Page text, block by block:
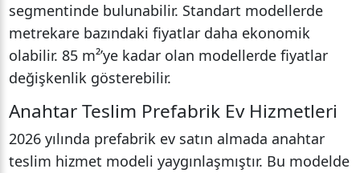
segmentinde bulunabilir. Standart modellerde
metrekare bazındaki fiyatlar daha ekonomik
olabilir. 85 m²’ye kadar olan modellerde fiyatlar
değişkenlik gösterebilir.
Anahtar Teslim Prefabrik Ev Hizmetleri
2026 yılında prefabrik ev satın almada anahtar
teslim hizmet modeli yaygınlaşmıştır. Bu modelde